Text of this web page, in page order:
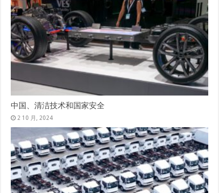
中国、清洁技术和国家安全
2 10 月, 2024